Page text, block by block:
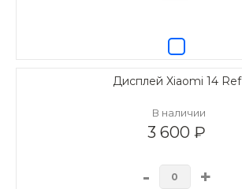
Дисплей Xiaomi 14 Ref
В наличии
3 600 ₽
- +